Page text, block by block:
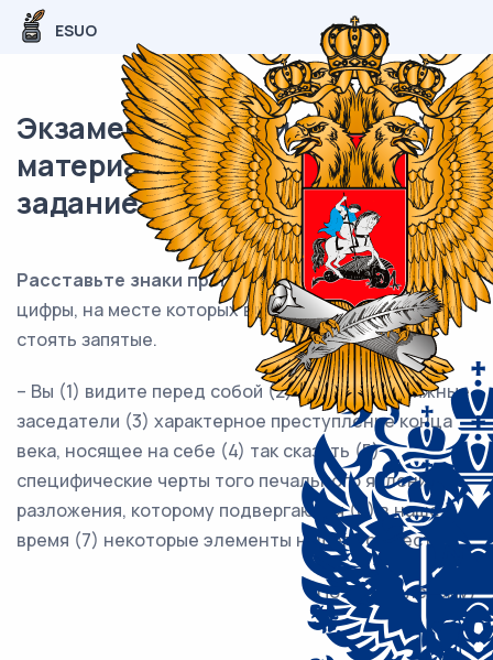
ESUO
Экзаменационный (типовой)
материал ЕГЭ / Русский / 17
задание (24) / 98
Расставьте знаки препинания: укажите все
цифры, на месте которых в предложении должны
стоять запятые.
– Вы (1) видите перед собой (2) господа присяжные
заседатели (3) характерное преступление конца
века, носящее на себе (4) так сказать (5)
специфические черты того печального явления
разложения, которому подвергаются (6) в наше
время (7) некоторые элементы нашего общества...
(По Л.Н. Толстому)